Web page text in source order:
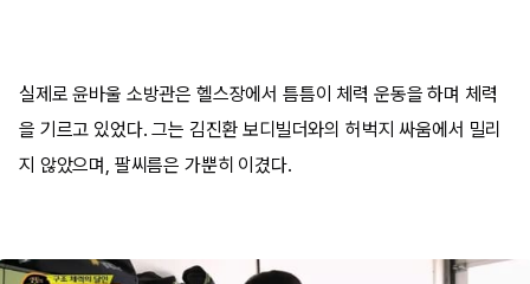
실제로 윤바울 소방관은 헬스장에서 틈틈이 체력 운동을 하며 체력
을 기르고 있었다. 그는 김진환 보디빌더와의 허벅지 싸움에서 밀리
지 않았으며, 팔씨름은 가뿐히 이겼다.